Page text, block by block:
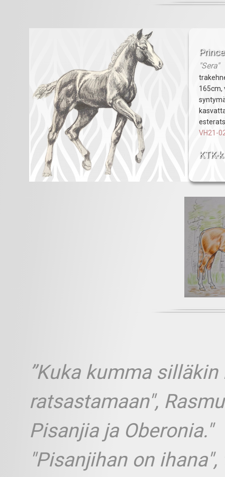
"Sera"
165cm,
VH21-
KTK-
”Kuka kumma
ratsastamaan",
Pisanjia ja Oberonia."
"Pisanjihan on